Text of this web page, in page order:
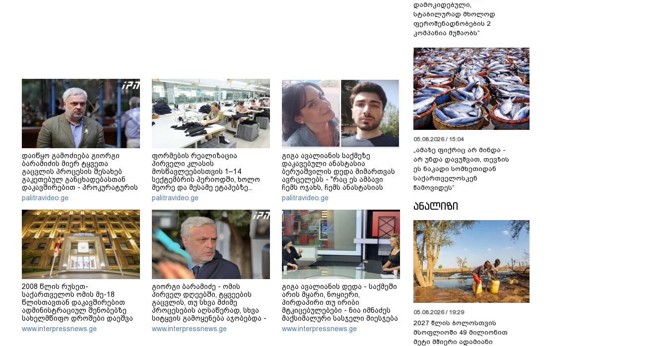
დაიწყო გამოძიება გიორგი
ბარამიძის მიერ ტყვეთა
გაცვლის პროცესის შესახებ
გაკეთებულ განცხადებასთან
დაკავშირებით - პროკურატურის
განცხადება
palitravideo.ge
ფორმების რეალიზაცია
პირველი კლასის
მოსწავლეებისთვის 1–14
სექტემბრის პერიოდში, ხოლო
მეორე და მესამე ეტაპებზე...
palitravideo.ge
გიგა ავალიანის საქმეზე
დაკავებული ანასტასია
ბერუაშვილის დედა მიმართვას
ავრცელებს - "რაც ეს ამბავი
ჩემს ოჯახს, ჩემს ანასტასიას
გადახდა თავს, მის მერე მე მე
არ ვარ"
palitravideo.ge
2008 წლის რუსეთ-
საქართველოს ომის მე-18
წლისთავთან დაკავშირებით
ადმინისტრაციულ შენობებზე
სახელმწიფო დროშები დაეშვა
www.interpressnews.ge
გიორგი ბარამიძე - ომის
პირველ დღეებში, ტყვეების
გაცვლის, თუ სხვა მძიმე
პროცესების აღსაწერად, სხვა
სიტყვის გამოყენება აჯობებდა -
არასდროს მითქვამს, რომ
ჩვენები ხელებაწეულს ან
www.interpressnews.ge
გიგა ავალიანის დედა - საქმეში
არის მყარი, ნოყიერი,
პირდაპირი თუ ირიბი
მტკიცებულებები - ნია იმნაძეს
მაქსიმალური სასჯელი მიესჯება
- ჩვენ ნია იმნაძეს არ ვედავებით
იმას, რომ ეუბნება: “წადი,
www.interpressnews.ge
დამოკიდებული,
სტაბილურად მხოლოდ
ფეროშენადნობების 2
კომპანია მუშაობს“
05.08.2026 / 15:04
„ამაზე ფიქრიც არ მინდა -
არ უნდა დავუშვათ, თევზის
ეს ნაკადი სომხეთიდან
საქართველოსკენ
წამოვიდეს“
ᲐᲜᲐᲚᲘᲖᲘ
05.08.2026 / 19:29
2027 წლის ბოლოსთვის
მსოფლიოში 49 მილიონით
მეტი მშიერი ადამიანი